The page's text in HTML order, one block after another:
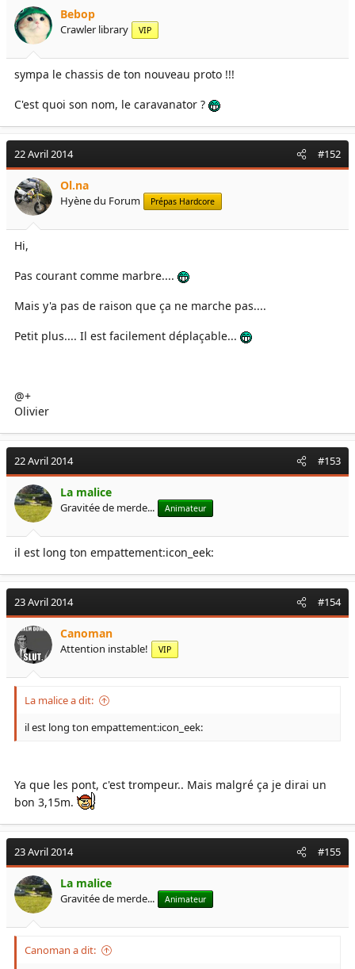
e
l
a
s
u
s
s
i
o
n
é
b
Bebop
Crawler library VIP
sympa le chassis de ton nouveau proto !!!
C'est quoi son nom, le caravanator ?
22 Avril 2014 #152
Ol.na
Hyène du Forum Prépas Hardcore
Hi,
Pas courant comme marbre....
Mais y'a pas de raison que ça ne marche pas....
Petit plus.... Il est facilement déplaçable...
@+
Olivier
22 Avril 2014 #153
La malice
Gravitée de merde... Animateur
il est long ton empattement:icon_eek:
23 Avril 2014 #154
Canoman
Attention instable! VIP
La malice a dit:
il est long ton empattement:icon_eek:
Ya que les pont, c'est trompeur.. Mais malgré ça je dirai un
bon 3,15m.
23 Avril 2014 #155
La malice
Gravitée de merde... Animateur
Canoman a dit: